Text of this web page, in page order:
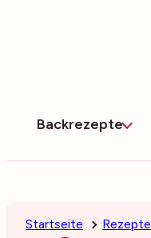
Backrezepte
Startseite Rezepte